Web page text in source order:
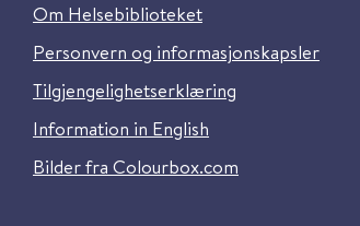
Om Helsebiblioteket
Personvern og informasjonskapsler
Tilgjengelighetserklæring
Information in English
Bilder fra Colourbox.com